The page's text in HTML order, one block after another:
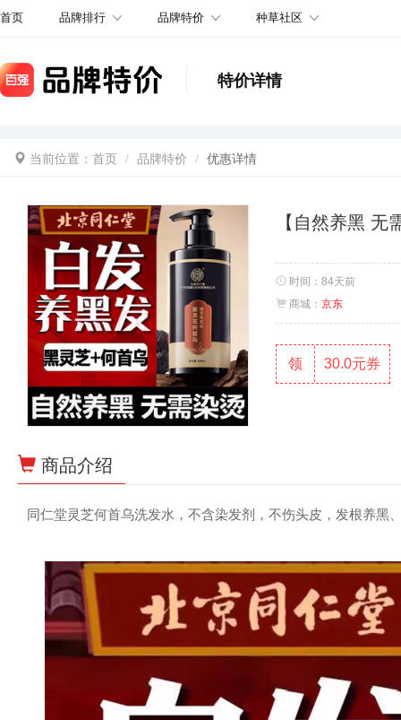
首页 品牌排行 品牌特价 种草社区
特价详情
当前位置： 首页 品牌特价 优惠详情
【自然养黑
时间： 84天前
商城： 京东
领 30.0元券
商品介绍
同仁堂灵芝何首乌洗发水，不含染发剂，不伤头皮，发根养黑